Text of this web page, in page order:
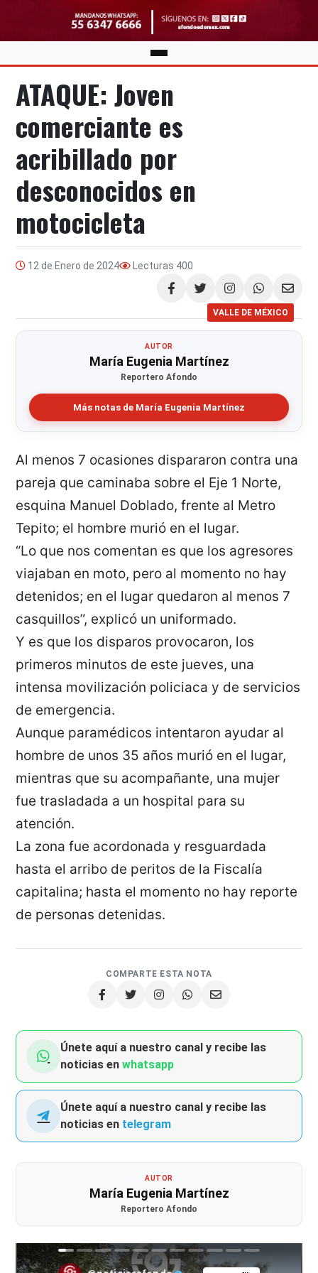
ATAQUE: Joven
comerciante es
acribillado por
desconocidos en
motocicleta
12 de Enero de 2024 Lecturas 400
Compartir
VALLE DE MÉXICO
AUTOR
María Eugenia Martínez
Reportero Afondo
Más notas de María Eugenia Martínez
Al menos 7 ocasiones dispararon contra una
pareja que caminaba sobre el Eje 1 Norte,
esquina Manuel Doblado, frente al Metro
Tepito; el hombre murió en el lugar.
“Lo que nos comentan es que los agresores
viajaban en moto, pero al momento no hay
detenidos; en el lugar quedaron al menos 7
casquillos”, explicó un uniformado.
Y es que los disparos provocaron, los
primeros minutos de este jueves, una
intensa movilización policiaca y de servicios
de emergencia.
Aunque paramédicos intentaron ayudar al
hombre de unos 35 años murió en el lugar,
mientras que su acompañante, una mujer
fue trasladada a un hospital para su
atención.
La zona fue acordonada y resguardada
hasta el arribo de peritos de la Fiscalía
capitalina; hasta el momento no hay reporte
de personas detenidas.
COMPARTE ESTA NOTA
Únete aquí a nuestro canal y recibe las
noticias enwhatsapp
Únete aquí a nuestro canal y recibe las
noticias en telegram
AUTOR
María Eugenia Martínez
Reportero Afondo